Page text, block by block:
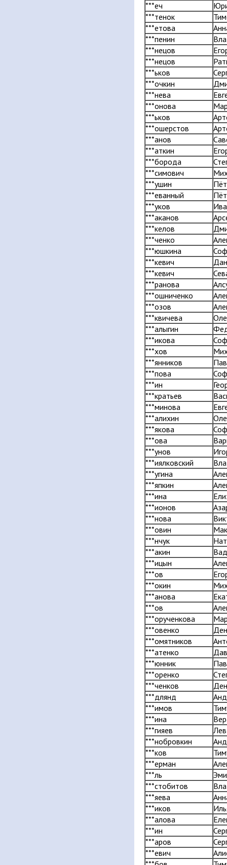
***еч
***тенок
***етова
***пенин
***нецов
***нецов
***ьков
***очкин
***нева
***онова
***ьков
***ошерстов
***анов
***аткин
***борода
***симович
***ушин
***еванный
***уков
***аканов
***келов
***ченко
***юшкина
***кевич
***кевич
***ранова
***ошниченко
***озов
***квичева
***алыгин
***икова
***хов
***янников
***пова
***ин
***кратьев
***минова
***алихин
***якова
***ова
***унов
***иялковский
***угина
***япкин
***ина
***ионов
***нова
***овин
***нчук
***акин
***ицын
***ов
***окин
***анова
***ов
***орученкова
***овенко
***омятников
***атенко
***юнник
***оренко
***ченков
***длянд
***имов
***ина
***гияев
Лев
***нобровкин
***ков
***ерман
***ль
***стобитов
***яева
***иков
***алова
***ин
***аров
***евич